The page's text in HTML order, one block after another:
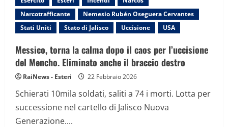
genitori
se
adolescenti
cercano
contenuti
suicidio
o
autolesionismo
Narcotrafficante
Nemesio Rubén Oseguera Cervantes
Stati Uniti
Stato di Jalisco Uccisione USA
Messico, torna la calma dopo il caos per l’uccisione
del Mencho. Eliminato anche il braccio destro
RaiNews - Esteri 22 Febbraio 2026
Schierati 10mila soldati, saliti a 74 i morti. Lotta per
successione nel cartello di Jalisco Nuova
Generazione....